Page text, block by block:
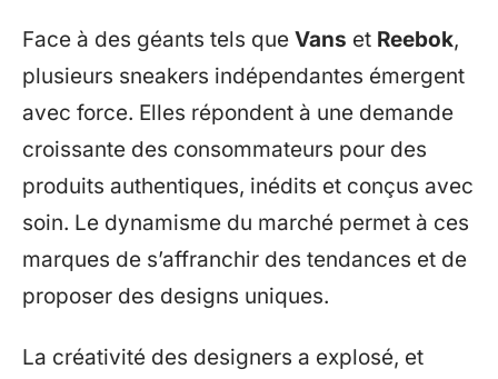
Face à des géants tels que Vans et Reebok,
plusieurs sneakers indépendantes émergent
avec force. Elles répondent à une demande
croissante des consommateurs pour des
produits authentiques, inédits et conçus avec
soin. Le dynamisme du marché permet à ces
marques de s’affranchir des tendances et de
proposer des designs uniques.
La créativité des designers a explosé, et